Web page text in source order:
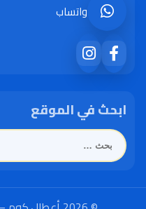
واتساب
ابحث في الموقع
البحث
عن: